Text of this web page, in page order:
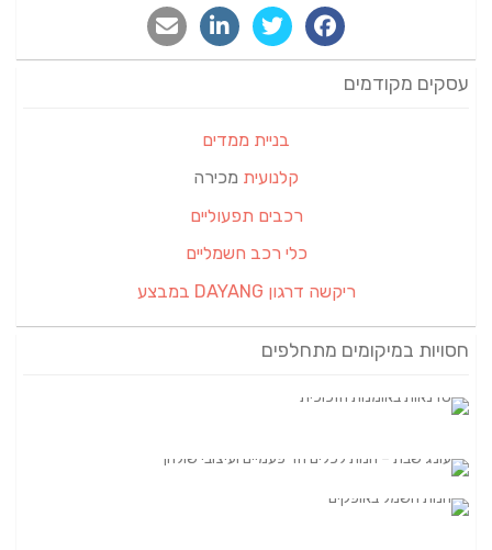
עסקים מקודמים
בניית ממדים
קלנועיתמכירה
רכבים תפעוליים
כלי רכב חשמליים
ריקשה דרגון DAYANG במבצע
חסויות במיקומים מתחלפים